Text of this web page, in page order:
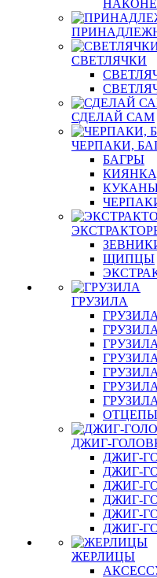
СВЕТЛЯЧКИ
СДЕЛАЙ САМ
ЧЕРПАКИ,
БАГРЫ
ЩИПЦЫ
ГРУЗИЛА
ОТЦЕПЫ
ДЖИГ-
ДЖИГ-
ДЖИГ-
ДЖИГ-
ДЖИГ-
ДЖИГ-
ДЖИГ-
ЖЕРЛИЦЫ